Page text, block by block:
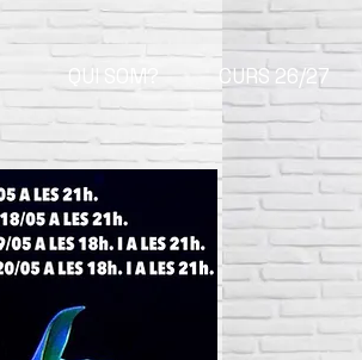
QUI SOM? CURS 26/27